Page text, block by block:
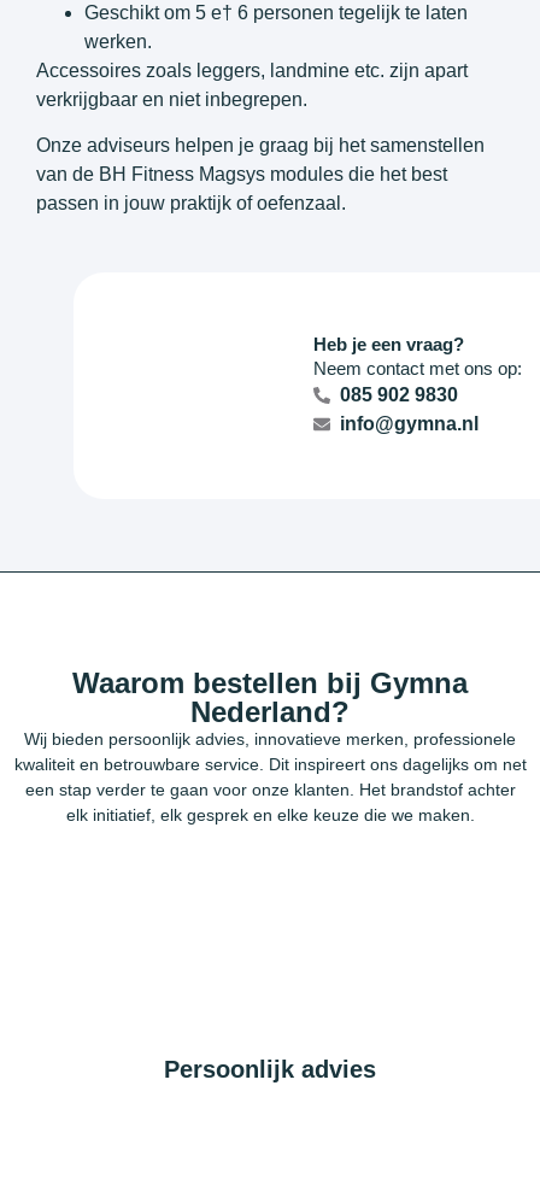
Geschikt om 5 e† 6 personen tegelijk te laten
werken.
Accessoires zoals leggers, landmine etc. zijn apart
verkrijgbaar en niet inbegrepen.
Onze adviseurs helpen je graag bij het samenstellen
van de BH Fitness Magsys modules die het best
passen in jouw praktijk of oefenzaal.
Heb je een vraag?
Neem contact met ons op:
085 902 9830
info@gymna.nl
Waarom bestellen bij Gymna
Nederland?
Wij bieden persoonlijk advies, innovatieve merken, professionele
kwaliteit en betrouwbare service. Dit inspireert ons dagelijks om net
een stap verder te gaan voor onze klanten. Het brandstof achter
elk initiatief, elk gesprek en elke keuze die we maken.
Persoonlijk advies